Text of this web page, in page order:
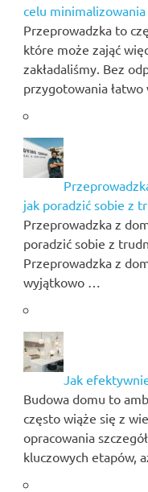
celu minimalizowania
Przeprowadzka to
które może zająć
zakładaliśmy. Bez
przygotowania łatwo
jak poradzić sobie z
Przeprowadzka z
poradzić sobie z
Przeprowadzka z
wyjątkowo …
Jak
Budowa domu to
często wiąże się z
opracowania
kluczowych etapów,